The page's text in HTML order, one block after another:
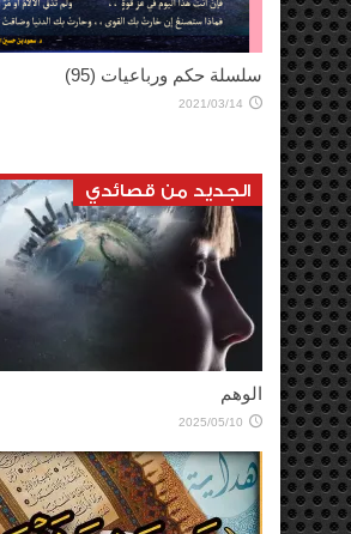
الجديد من قصائدي
قيمة
2025/10/13